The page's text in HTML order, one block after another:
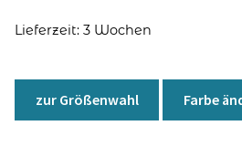
Lieferzeit: 3 Wochen
zur Größenwahl Farbe